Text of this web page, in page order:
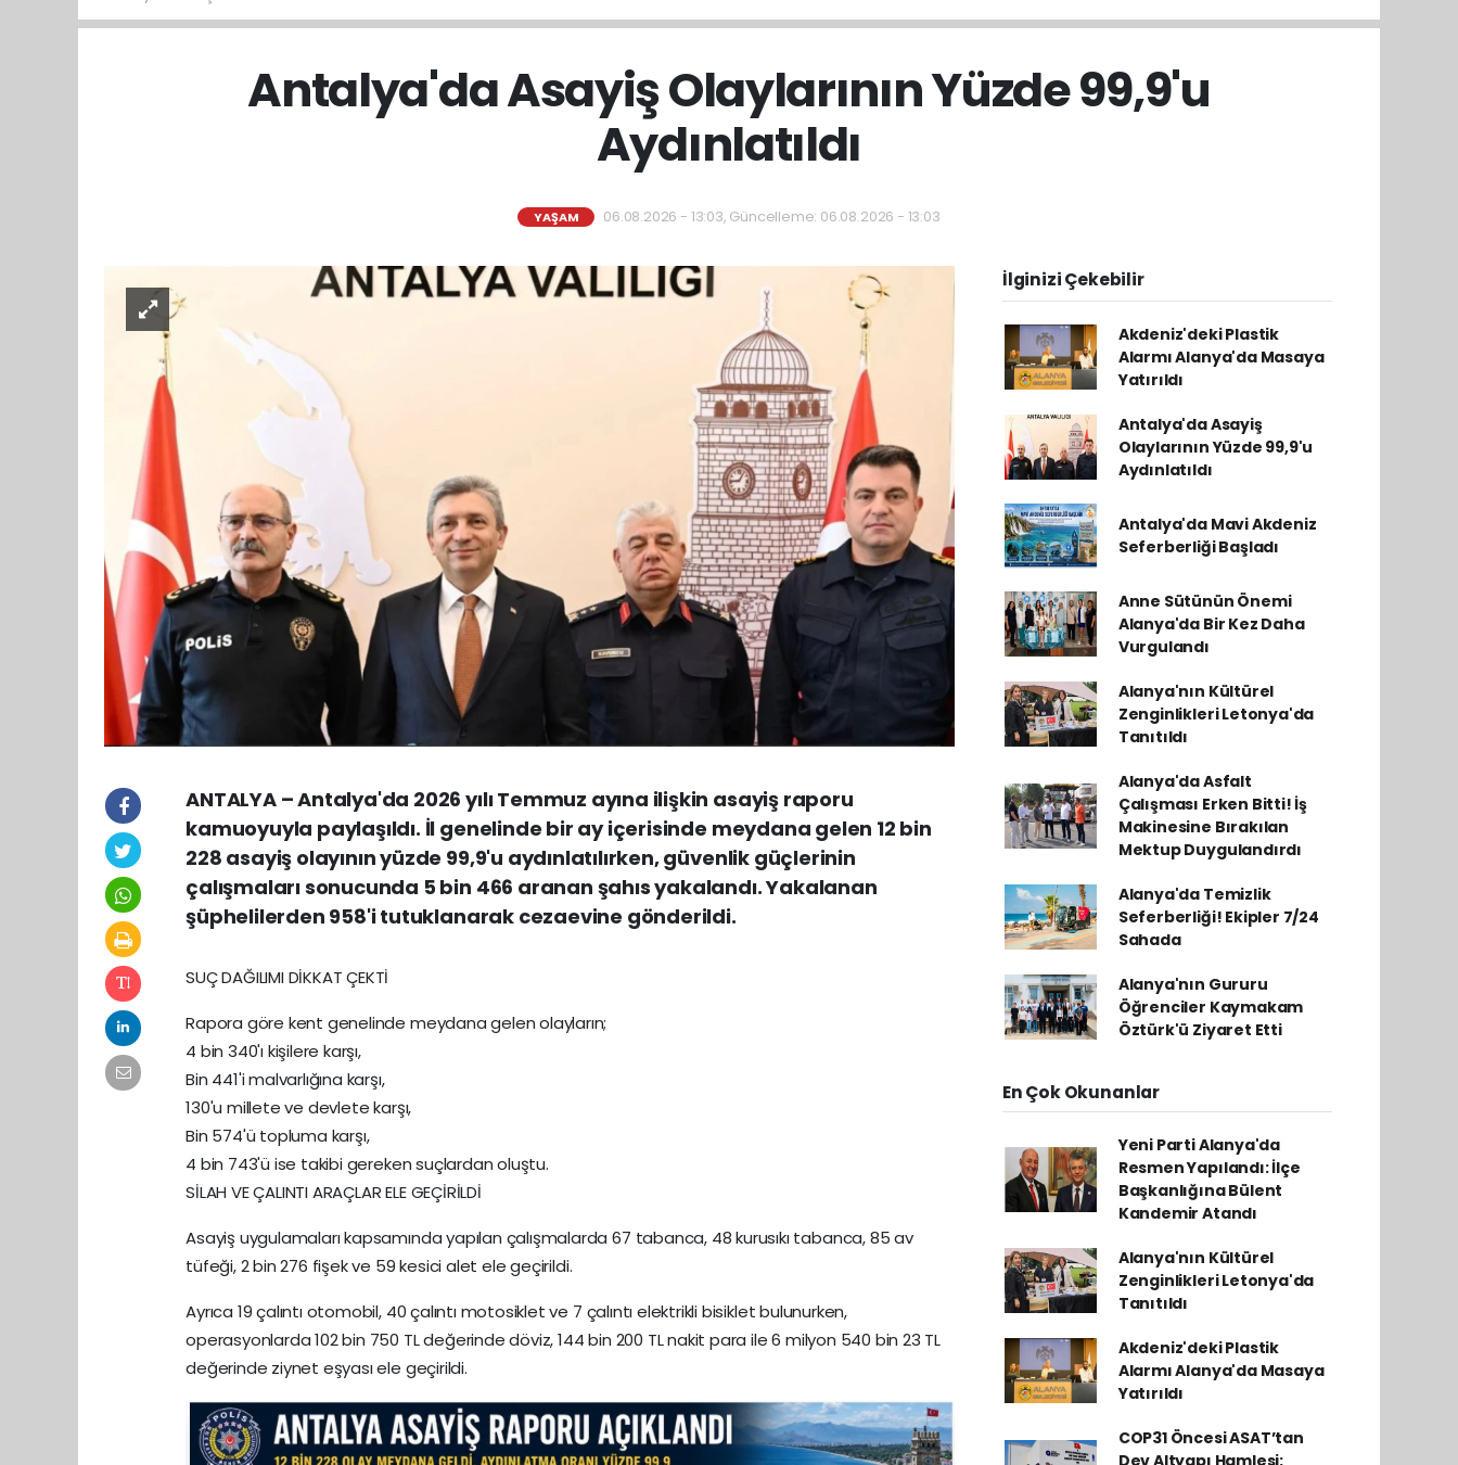
Antalya'da Asayiş Olaylarının Yüzde 99,9'u
Aydınlatıldı
YAŞAM 06.08.2026 - 13:03, Güncelleme: 06.08.2026 - 13:03
ANTALYA – Antalya'da 2026 yılı Temmuz ayına ilişkin asayiş raporu
kamuoyuyla paylaşıldı. İl genelinde bir ay içerisinde meydana gelen 12 bin
228 asayiş olayının yüzde 99,9'u aydınlatılırken, güvenlik güçlerinin
çalışmaları sonucunda 5 bin 466 aranan şahıs yakalandı. Yakalanan
şüphelilerden 958'i tutuklanarak cezaevine gönderildi.
SUÇ DAĞILIMI DİKKAT ÇEKTİ
Rapora göre kent genelinde meydana gelen olayların;
4 bin 340'ı kişilere karşı,
Bin 441'i malvarlığına karşı,
130'u millete ve devlete karşı,
Bin 574'ü topluma karşı,
4 bin 743'ü ise takibi gereken suçlardan oluştu.
SİLAH VE ÇALINTI ARAÇLAR ELE GEÇİRİLDİ
Asayiş uygulamaları kapsamında yapılan çalışmalarda 67 tabanca, 48 kurusıkı tabanca, 85 av
tüfeği, 2 bin 276 fişek ve 59 kesici alet ele geçirildi.
Ayrıca 19 çalıntı otomobil, 40 çalıntı motosiklet ve 7 çalıntı elektrikli bisiklet bulunurken,
operasyonlarda 102 bin 750 TL değerinde döviz, 144 bin 200 TL nakit para ile 6 milyon 540 bin 23 TL
değerinde ziynet eşyası ele geçirildi.
İlginizi Çekebilir
Akdeniz'deki Plastik
Alarmı Alanya'da Masaya
Yatırıldı
Antalya'da Asayiş
Olaylarının Yüzde 99,9'u
Aydınlatıldı
Antalya'da Mavi Akdeniz
Seferberliği Başladı
Anne Sütünün Önemi
Alanya'da Bir Kez Daha
Vurgulandı
Alanya'nın Kültürel
Zenginlikleri Letonya'da
Tanıtıldı
Alanya'da Asfalt
Çalışması Erken Bitti! İş
Makinesine Bırakılan
Mektup Duygulandırdı
Alanya'da Temizlik
Seferberliği! Ekipler 7/24
Sahada
Alanya'nın Gururu
Öğrenciler Kaymakam
Öztürk'ü Ziyaret Etti
En Çok Okunanlar
Yeni Parti Alanya'da
Resmen Yapılandı: İlçe
Başkanlığına Bülent
Kandemir Atandı
Alanya'nın Kültürel
Zenginlikleri Letonya'da
Tanıtıldı
Akdeniz'deki Plastik
Alarmı Alanya'da Masaya
Yatırıldı
COP31 Öncesi ASAT’tan
Dev Altyapı Hamlesi: